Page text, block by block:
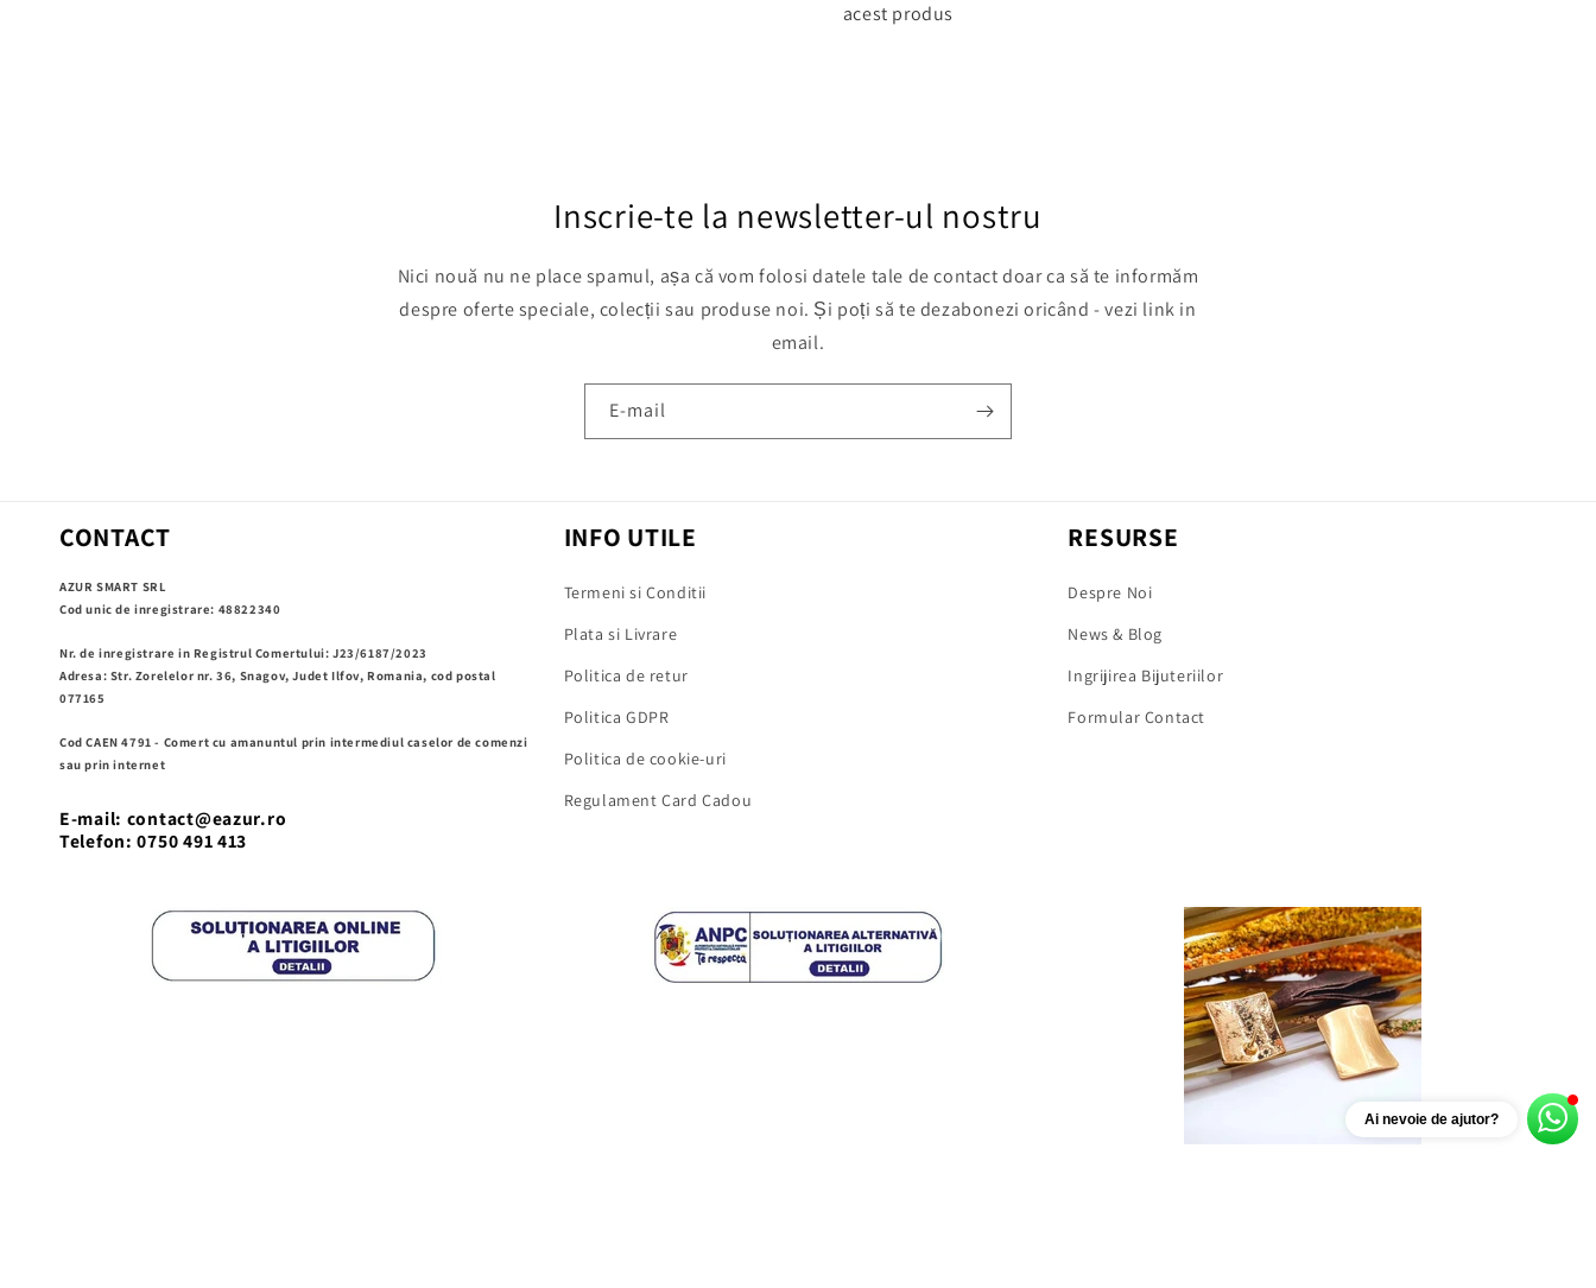
Ai nevoie de ajutor?
acest produs
Inscrie-te la newsletter-ul nostru
Nici nouă nu ne place spamul, așa că vom folosi datele tale de contact doar ca să te informăm
despre oferte speciale, colecții sau produse noi. Și poți să te dezabonezi oricând - vezi link in
email.
E-mail
CONTACT
AZUR SMART SRL
Cod unic de inregistrare: 48822340
Nr. de inregistrare in Registrul Comertului: J23/6187/2023
Adresa: Str. Zorelelor nr. 36, Snagov, Judet Ilfov, Romania, cod postal
077165
Cod CAEN 4791 - Comert cu amanuntul prin intermediul caselor de comenzi
sau prin internet
E-mail: contact@eazur.ro
Telefon: 0750 491 413
INFO UTILE
Termeni si Conditii
Plata si Livrare
Politica de retur
Politica GDPR
Politica de cookie-uri
Regulament Card Cadou
RESURSE
Despre Noi
News & Blog
Ingrijirea Bijuteriilor
Formular Contact